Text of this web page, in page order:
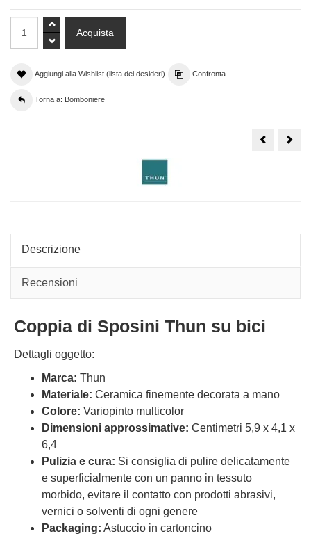
Aggiungi alla Wishlist (lista dei desideri) Confronta
Torna a: Bomboniere
Annaffiatoio
Descrizione
Recensioni
Coppia di Sposini Thun su bici
Dettagli oggetto:
Marca: Thun
Materiale: Ceramica finemente decorata a mano
Colore: Variopinto multicolor
Dimensioni approssimative: Centimetri 5,9 x 4,1 x
6,4
Pulizia e cura: Si consiglia di pulire delicatamente
e superficialmente con un panno in tessuto
morbido, evitare il contatto con prodotti abrasivi,
vernici o solventi di ogni genere
Packaging: Astuccio in cartoncino